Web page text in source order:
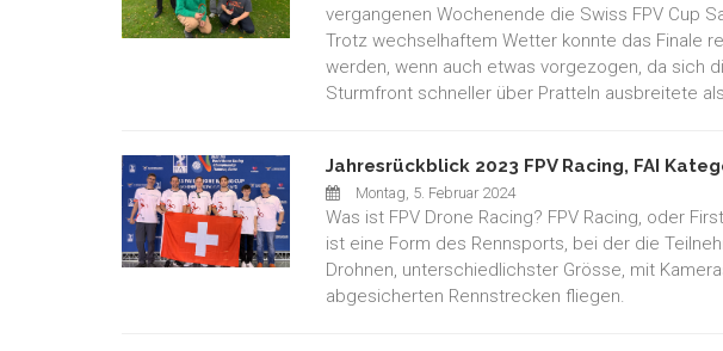
vergangenen Wochenende die Swiss FPV Cup
Trotz wechselhaftem Wetter konnte das Finale
werden, wenn auch etwas vorgezogen, da sich
Sturmfront schneller über Pratteln ausbreitete
Jahresrückblick 2023 FPV Racing, FAI
Montag, 5. Februar 2024
Was ist FPV Drone Racing? FPV Racing, oder
ist eine Form des Rennsports, bei der die
Drohnen, unterschiedlichster Grösse, mit
abgesicherten Rennstrecken fliegen.